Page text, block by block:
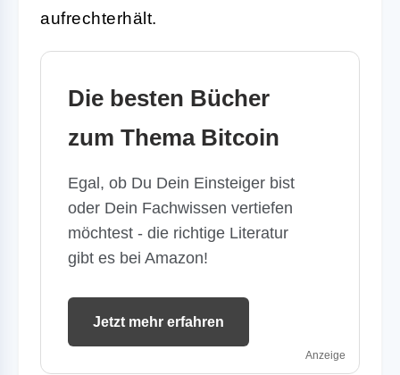
aufrechterhält.
Die besten Bücher
zum Thema Bitcoin
Egal, ob Du Dein Einsteiger bist
oder Dein Fachwissen vertiefen
möchtest - die richtige Literatur
gibt es bei Amazon!
Jetzt mehr erfahren
Anzeige